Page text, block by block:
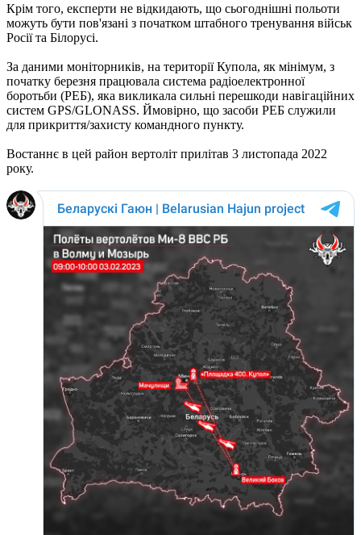
Крім того, експерти не відкидають, що сьогоднішні польоти
можуть бути пов'язані з початком штабного тренування військ
Росії та Білорусі.
За даними моніторників, на території Купола, як мінімум, з
початку березня працювала система радіоелектронної
боротьби (РЕБ), яка викликала сильні перешкоди навігаційних
систем GPS/GLONASS. Ймовірно, що засоби РЕБ служили
для прикриття/захисту командного пункту.
Востаннє в цей район вертоліт прилітав 3 листопада 2022
року.